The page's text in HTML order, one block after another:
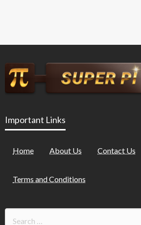
Important Links
Home About Us Contact Us
Terms and Conditions